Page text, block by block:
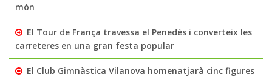
món
El Tour de França travessa el Penedès i converteix les
carreteres en una gran festa popular
El Club Gimnàstica Vilanova homenatjarà cinc figures